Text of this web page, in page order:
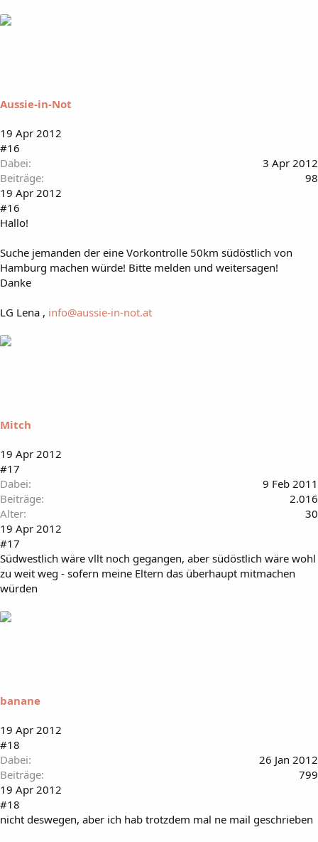
Aussie-in-Not
19 Apr 2012
#16
Dabei
3 Apr 2012
Beiträge
98
19 Apr 2012
#16
Hallo!
Suche jemanden der eine Vorkontrolle 50km südöstlich von
Hamburg machen würde! Bitte melden und weitersagen!
Danke
LG Lena , info@aussie-in-not.at
Mitch
19 Apr 2012
#17
Dabei
9 Feb 2011
Beiträge
2.016
Alter
30
19 Apr 2012
#17
Südwestlich wäre vllt noch gegangen, aber südöstlich wäre wohl
zu weit weg - sofern meine Eltern das überhaupt mitmachen
würden
banane
19 Apr 2012
#18
Dabei
26 Jan 2012
Beiträge
799
19 Apr 2012
#18
nicht deswegen, aber ich hab trotzdem mal ne mail geschrieben